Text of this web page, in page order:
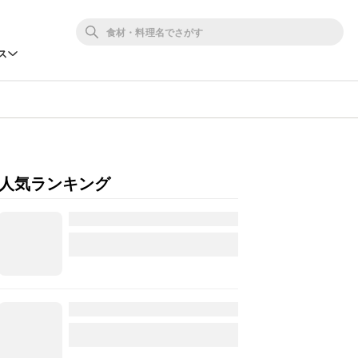
人気ランキング